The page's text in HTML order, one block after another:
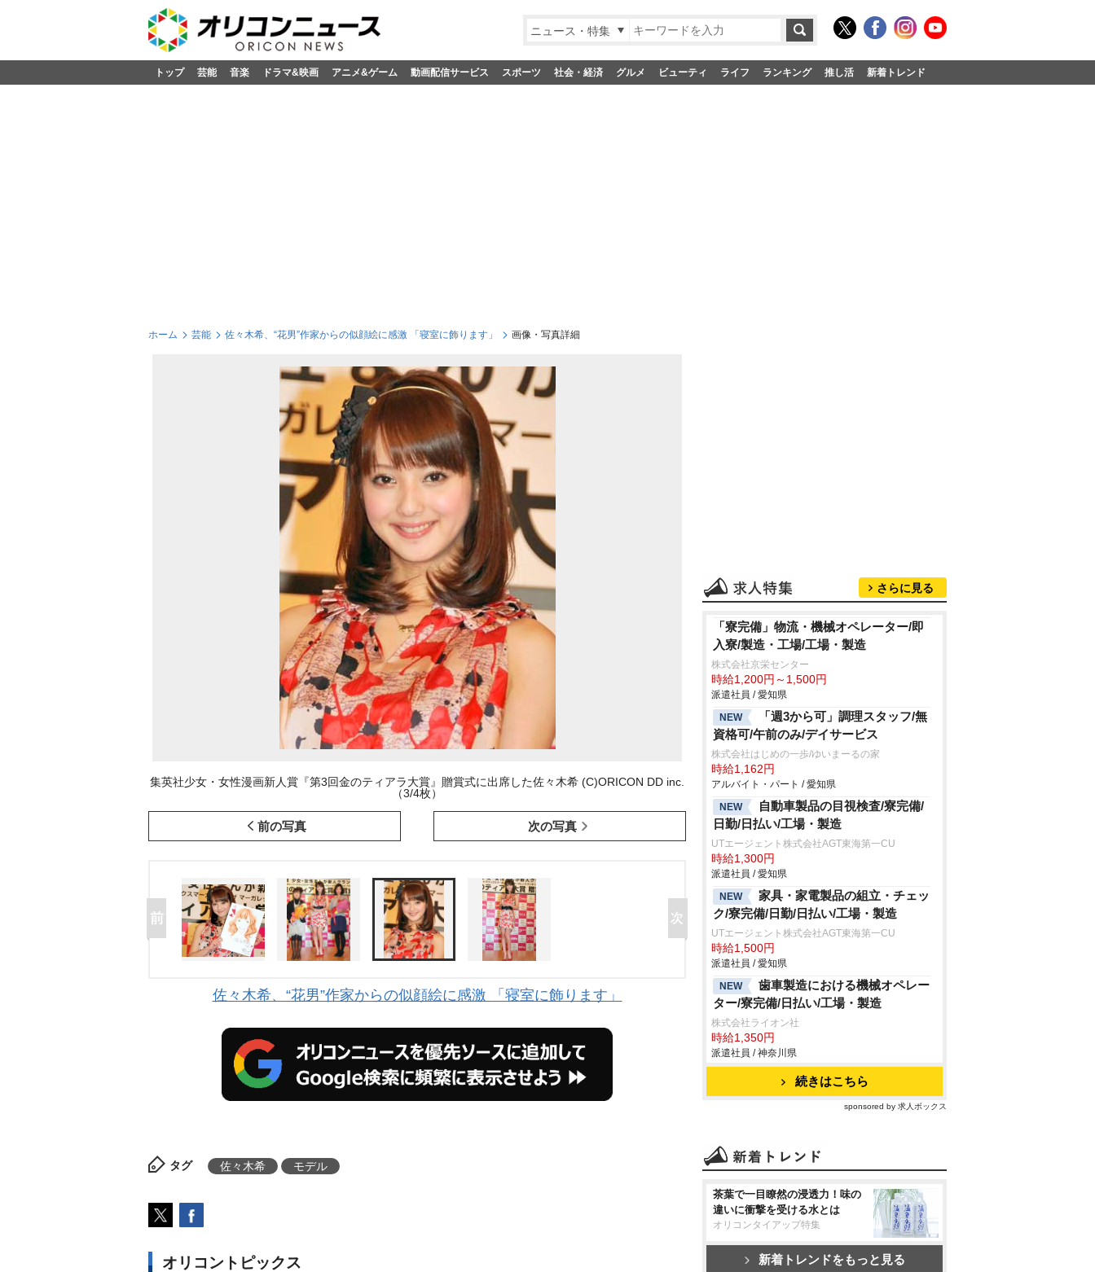
ニュース・特集
トップ 芸能 音楽 ドラマ&映画 アニメ&ゲーム 動画配信サービス スポーツ 社会・経済 グルメ ビューティ ライフ ランキング 推し活 新着トレンド
ホーム 芸能 佐々木希、“花男”作家からの似顔絵に感激 「寝室に飾ります」 画像・写真詳細
集英社少女・女性漫画新人賞『第3回金のティアラ大賞』贈賞式に出席した佐々木希 (C)ORICON DD inc.
（3/4枚）
前の写真 次の写真
佐々木希、“花男”作家からの似顔絵に感激 「寝室に飾ります」
タグ 佐々木希 モデル
オリコントピックス
さらに見る
「寮完備」物流・機械オペレーター/即
入寮/製造・工場/工場・製造
株式会社京栄センター
時給1,200円～1,500円
派遣社員 / 愛知県
NEW
「週3から可」調理スタッフ/無
資格可/午前のみ/デイサービス
株式会社はじめの一歩/ゆいまーるの家
時給1,162円
アルバイト・パート / 愛知県
NEW
自動車製品の目視検査/寮完備/
日勤/日払い/工場・製造
UTエージェント株式会社AGT東海第一CU
時給1,300円
派遣社員 / 愛知県
NEW
家具・家電製品の組立・チェッ
ク/寮完備/日勤/日払い/工場・製造
UTエージェント株式会社AGT東海第一CU
時給1,500円
派遣社員 / 愛知県
NEW
歯車製造における機械オペレー
ター/寮完備/日払い/工場・製造
株式会社ライオン社
時給1,350円
派遣社員 / 神奈川県
続きはこちら
sponsored by 求人ボックス
茶葉で一目瞭然の浸透力！味の
違いに衝撃を受ける水とは
オリコンタイアップ特集
新着トレンドをもっと見る